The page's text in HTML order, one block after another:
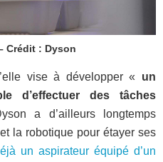
Crédit : Dyson
vise à développer « un
d’effectuer des tâches
a d’ailleurs longtemps
la robotique pour étayer ses
un aspirateur équipé d’un